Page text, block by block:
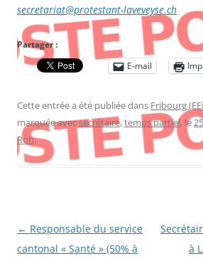
secretariat@protestant-laveveyse.ch
Partager :
E-mail
Cette entrée a été publiée dans Fribourg
marquée avecsecrétaire,temps partiel, le
Roh.
Navigation
des
← Responsable du service
cantonal « Santé » (50% à
à